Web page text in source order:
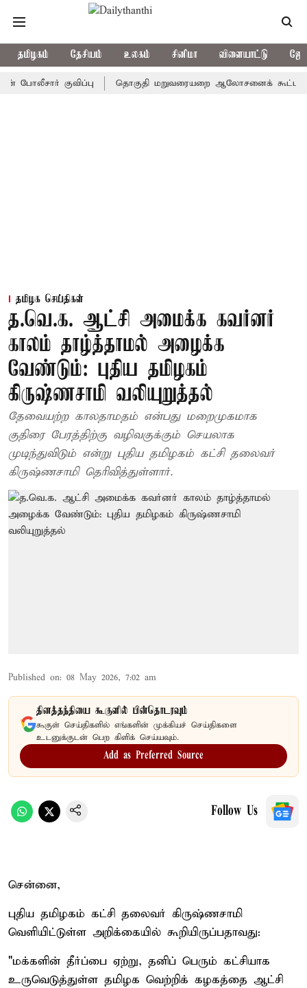
தமிழகம் தேசியம் உலகம் சினிமா விளையாட்டு
குவிப்பு தொகுதி மறுவரையறை ஆலோசனைக் கூட்டம்: அதிமுக
தமிழக செய்திகள்
த.வெ.க. ஆட்சி அமைக்க கவர்னர்
காலம் தாழ்த்தாமல் அழைக்க
வேண்டும்: புதிய தமிழகம்
கிருஷ்ணசாமி வலியுறுத்தல்
தேவையற்ற காலதாமதம் என்பது மறைமுகமாக
குதிரை பேரத்திற்கு வழிவகுக்கும் செயலாக
முடிந்துவிடும் என்று புதிய தமிழகம் கட்சி தலைவர்
கிருஷ்ணசாமி தெரிவித்துள்ளார்.
Published on: 08 May 2026, 7:02 am
தினத்தந்தியை கூகுளில் பின்தொடரவும்
கூகுள் செய்திகளில் எங்களின் முக்கியச் செய்திகளை
உடனுக்குடன் பெற கிளிக் செய்யவும்.
Add as Preferred Source
Follow Us
சென்னை,
புதிய தமிழகம் கட்சி தலைவர் கிருஷ்ணசாமி
வெளியிட்டுள்ள அறிக்கையில் கூறியிருப்பதாவது:
"மக்களின் தீர்ப்பை ஏற்று, தனிப் பெரும் கட்சியாக
உருவெடுத்துள்ள தமிழக வெற்றிக் கழகத்தை ஆட்சி